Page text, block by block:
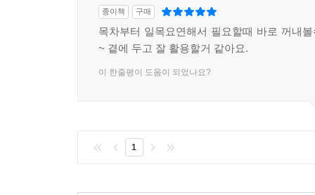
관리처분계획 인가일 전은 주택, 이후는 입주권
완공 후 팔 때는 청산금을 고려하라
02 입주권의 양도세
3년이 지나도 비과세 방법 있다
종이책 구매
목차부터 일목요연해서 필요할때 바로 꺼내
~ 곁에 두고 잘 활용할거 같아요.
이 한줄평이 도움이 되었나요?
1